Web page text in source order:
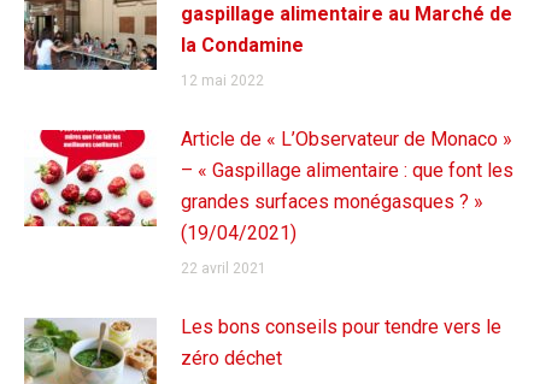
gaspillage alimentaire au Marché de
la Condamine
12 mai 2022
Article de « L’Observateur de Monaco »
– « Gaspillage alimentaire : que font les
grandes surfaces monégasques ? »
(19/04/2021)
22 avril 2021
Les bons conseils pour tendre vers le
zéro déchet